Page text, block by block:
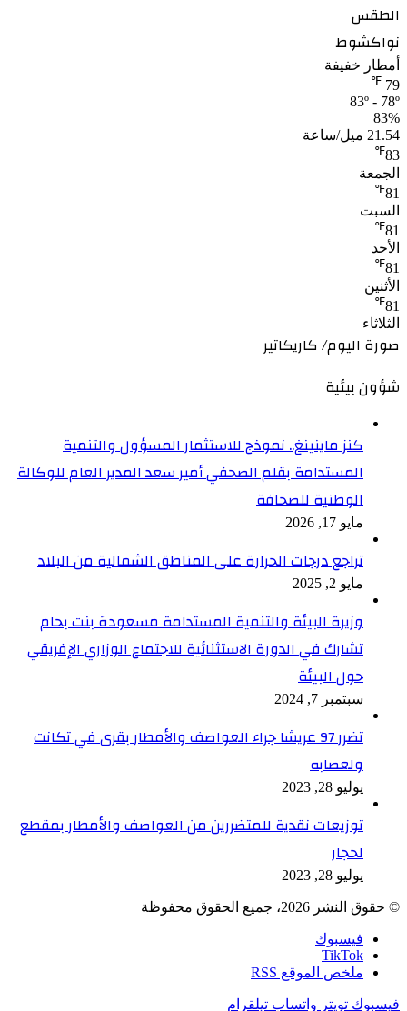
الطقس
نواكشوط
أمطار خفيفة
79
℉
83º - 78º
83%
21.54 ميل/ساعة
83
℉
الجمعة
81
℉
السبت
81
℉
الأحد
81
℉
الأثنين
81
℉
الثلاثاء
صورة اليوم/ كاريكاتير
شؤون بيئية
كنز ماينينغ.. نموذج للاستثمار المسؤول والتنمية
المستدامة بقلم الصحفي أمير سعد المدير العام للوكالة
الوطنية للصحافة
مايو 17, 2026
تراجع درجات الحرارة على المناطق الشمالية من البلاد
مايو 2, 2025
وزيرة البيئة والتنمية المستدامة مسعودة بنت بحام
تشارك في الدورة الاستثنائية للاجتماع الوزاري الإفريقي
حول البيئة
سبتمبر 7, 2024
تضرر 97 عريشا جراء العواصف والأمطار بقرى في تكانت
ولعصابه
يوليو 28, 2023
توزيعات نقدية للمتضررين من العواصف والأمطار بمقطع
لحجار
يوليو 28, 2023
© حقوق النشر 2026، جميع الحقوق محفوظة
فيسبوك
TikTok
ملخص الموقع RSS
فيسبوك تويتر واتساب تيلقرام